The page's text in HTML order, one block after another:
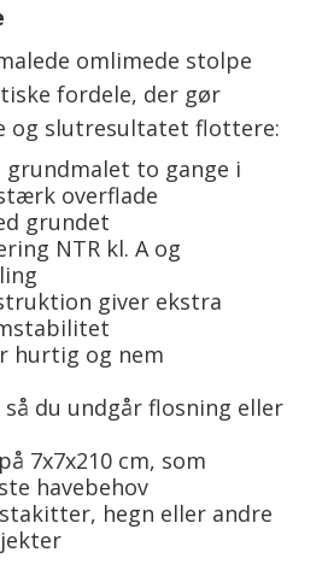
omlimede stolpe
fordele, der gør
og slutresultatet flottere:
to gange i
overflade
grundet
NTR kl. A og
giver ekstra
hurtig og nem
du undgår flosning eller
7x7x210 cm, som
havebehov
hegn eller andre